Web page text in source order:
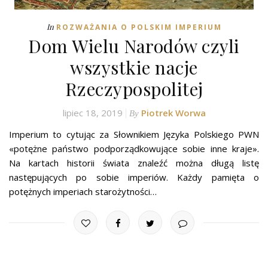
In ROZWAŻANIA O POLSKIM IMPERIUM
Dom Wielu Narodów czyli
wszystkie nacje
Rzeczypospolitej
lipiec 18, 2019 By Piotrek Worwa
Imperium to cytując za Słownikiem Języka Polskiego PWN
«potężne państwo podporządkowujące sobie inne kraje».
Na kartach historii świata znaleźć można długą listę
następujących po sobie imperiów. Każdy pamięta o
potężnych imperiach starożytności…